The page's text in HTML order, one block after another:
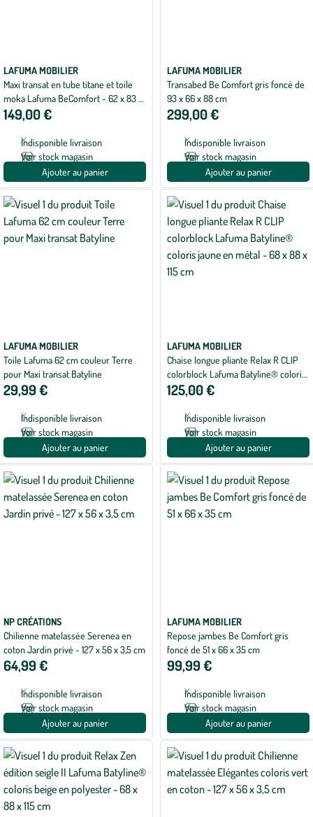
LAFUMA MOBILIER
Maxi transat en tube titane et toile
moka Lafuma BeComfort - 62 x 83 x
94 cm
149,00 €
Indisponible livraison
Voir stock magasin
Ajouter au panier
LAFUMA MOBILIER
Transabed Be Comfort gris foncé de
93 x 66 x 88 cm
299,00 €
Indisponible livraison
Voir stock magasin
Ajouter au panier
LAFUMA MOBILIER
Toile Lafuma 62 cm couleur Terre
pour Maxi transat Batyline
29,99 €
Indisponible livraison
Voir stock magasin
Ajouter au panier
LAFUMA MOBILIER
Chaise longue pliante Relax R CLIP
colorblock Lafuma Batyline® coloris
jaune en métal - 68 x 88 x 115 cm
125,00 €
Indisponible livraison
Voir stock magasin
Ajouter au panier
NP CRÉATIONS
Chilienne matelassée Serenea en
coton Jardin privé - 127 x 56 x 3,5 cm
64,99 €
Indisponible livraison
Voir stock magasin
Ajouter au panier
LAFUMA MOBILIER
Repose jambes Be Comfort gris
foncé de 51 x 66 x 35 cm
99,99 €
Indisponible livraison
Voir stock magasin
Ajouter au panier